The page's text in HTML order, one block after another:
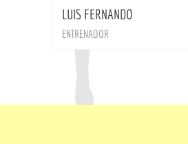
LUIS FERNANDO
ENTRENADOR